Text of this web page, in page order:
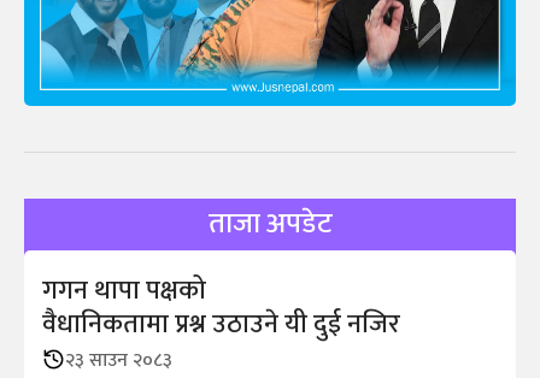
ताजा अपडेट
गगन थापा पक्षको
वैधानिकतामा प्रश्न उठाउने यी दुई नजिर
२३ साउन २०८३